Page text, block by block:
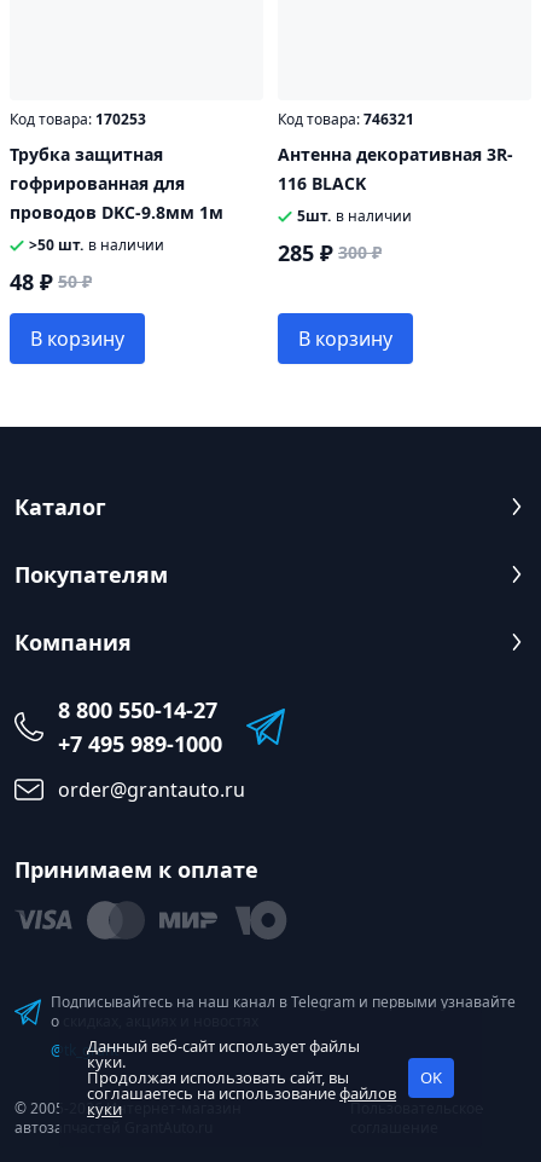
Код товара: 170253
Трубка защитная
гофрированная для
проводов DKC-9.8мм 1м
>50 шт. в наличии
48 ₽ 50 ₽
В корзину
Код товара:746321
Антенна декоративная 3R-
116 BLACK
5шт. в наличии
285 ₽ 300 ₽
В корзину
Каталог
Покупателям
Компания
8 800 550-14-27
+7 495 989-1000
order@grantauto.ru
Принимаем к оплате
Подписывайтесь на наш канал в Telegram и первыми узнавайте
о скидках, акциях и новостях
@tk_grant
© 2005-2026 Интернет-магазин
автозапчастей GrantAuto.ru
Пользовательское
Данный веб-сайт использует файлы
куки.
Продолжая использовать сайт, вы
соглашаетесь на использованиефайлов
куки
OK